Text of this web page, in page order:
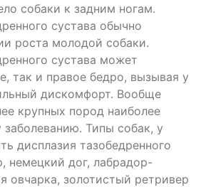
собаки к задним ногам.
сустава обычно
роста молодой собаки.
сустава может
так и правое бедро, вызывая у
дискомфорт. Вообще
крупных пород наиболее
Типы собак, у
дисплазия тазобедренного
немецкий дог, лабрадор-
овчарка, золотистый ретривер